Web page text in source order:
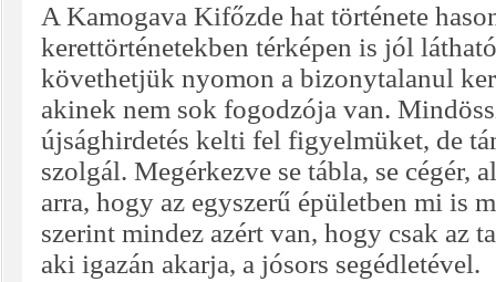
A Kamogava Kifőzde hat története
kerettörténetekben térképen is jól
követhetjük nyomon a bizonytalanul
akinek nem sok fogodzója van.
újsághirdetés kelti fel figyelmüket, de
szolgál. Megérkezve se tábla, se cégér,
arra, hogy az egyszerű épületben mi is
szerint mindez azért van, hogy csak az
aki igazán akarja, a jósors segédletével.